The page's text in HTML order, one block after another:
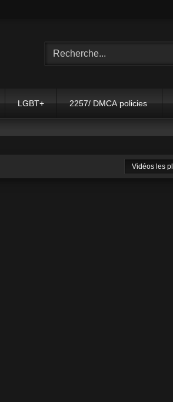
LGBT+ 2257/ DMCA policies
Vidéos les